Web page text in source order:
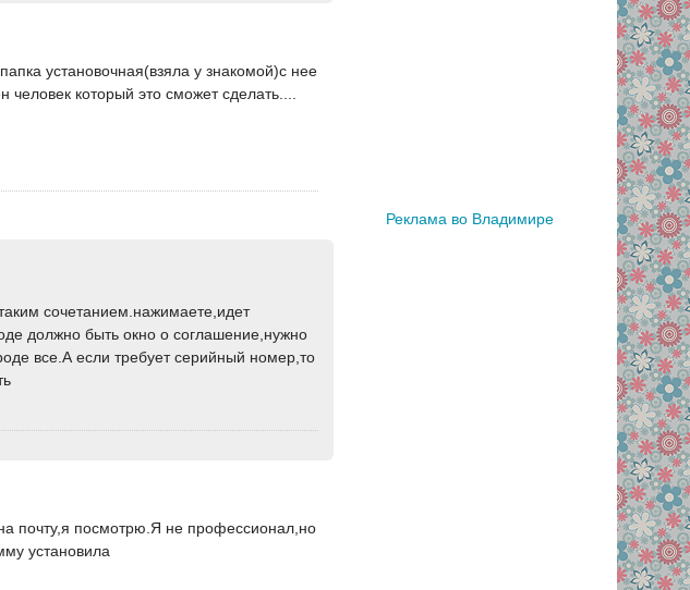
установочная(взяла у знакомой)с нее
который это сможет сделать....
сочетанием.нажимаете,идет
должно быть окно о соглашение,нужно
все.А если требует серийный номер,то
почту,я посмотрю.Я не профессионал,но
установила
Реклама во Владимире